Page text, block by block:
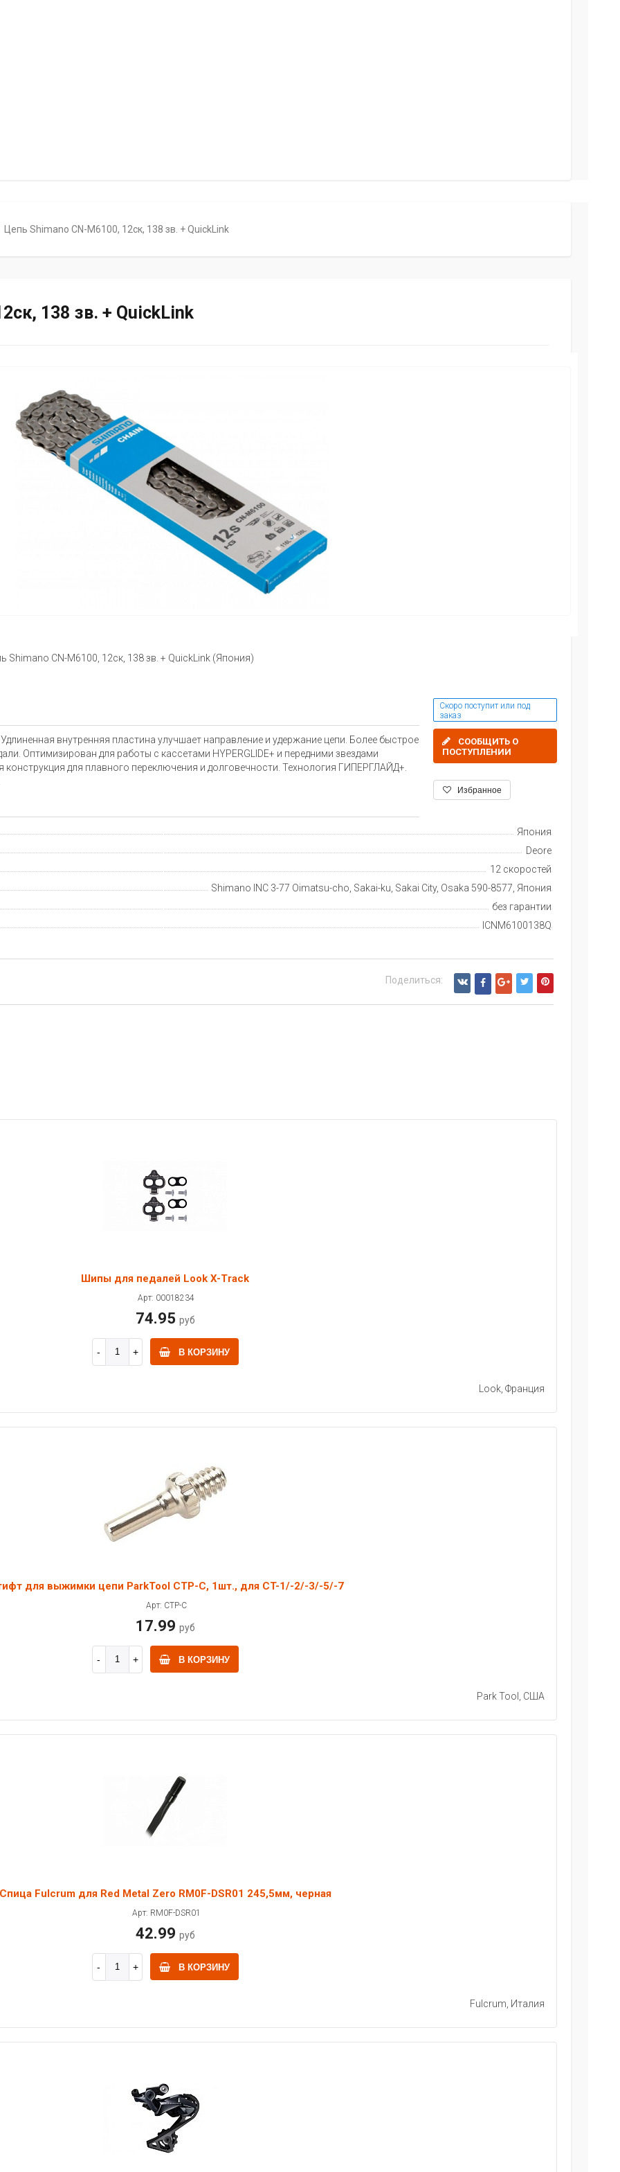
Цепь Shimano CN-M6100, 12ск, 138 зв. + QuickLink
138 зв. + QuickLink
Shimano CN-M6100, 12ск, 138 зв. + QuickLink (Япония)
Скоро поступит или под
заказ
СООБЩИТЬ О
ПОСТУПЛЕНИИ
Избранное
внутренняя пластина улучшает направление и удержание цепи. Более быстрое
Оптимизирован для работы с кассетами HYPERGLIDE+ и передними звездами
конструкция для плавного переключения и долговечности. Технология ГИПЕРГЛАЙД+.
Япония
Deore
12 скоростей
Shimano INC 3-77 Oimatsu-cho, Sakai-ku, Sakai City, Osaka 590-8577, Япония
без гарантии
ICNM6100138Q
Поделиться:
Шипы для педалей Look X-Track
Арт: 00018234
74.95 руб
В КОРЗИНУ
Look, Франция
для выжимки цепи ParkTool CTP-C, 1шт., для CT-1/-2/-3/-5/-7
Арт: CTP-C
17.99 руб
В КОРЗИНУ
Park Tool, США
Спица Fulcrum для Red Metal Zero RM0F-DSR01 245,5мм, черная
Арт: RM0F-DSR01
42.99 руб
В КОРЗИНУ
Fulcrum, Италия